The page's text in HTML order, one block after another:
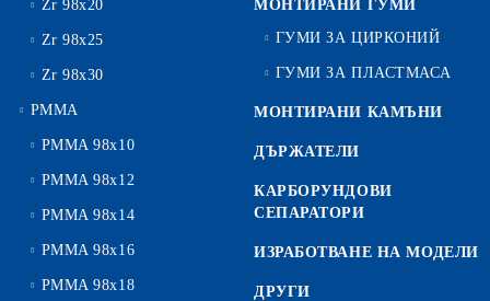
Zr 98x20
Zr 98x25
Zr 98x30
PMMA
PMMA 98x10
PMMA 98x12
PMMA 98x14
PMMA 98x16
PMMA 98x18
МОНТИРАНИ ГУМИ
ГУМИ ЗА ЦИРКОНИЙ
ГУМИ ЗА ПЛАСТМАСА
МОНТИРАНИ КАМЪНИ
ДЪРЖАТЕЛИ
КАРБОРУНДОВИ
СЕПАРАТОРИ
ИЗРАБОТВАНЕ НА МОДЕЛИ
ДРУГИ